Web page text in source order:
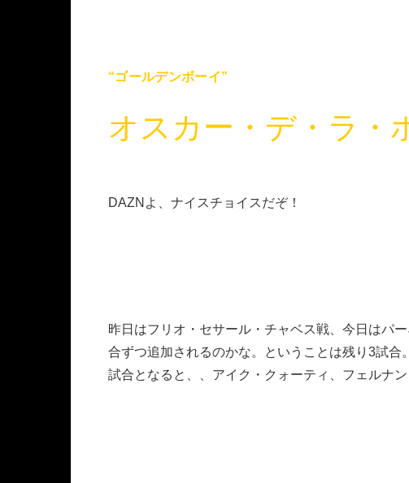
“ゴールデンボーイ”
オスカー・デ・ラ・
DAZNよ、ナイスチョイスだぞ！
昨日はフリオ・セサール・チャベス戦、今日はパ
合ずつ追加されるのかな。ということは残り3試
試合となると、、アイク・クォーティ、フェルナ